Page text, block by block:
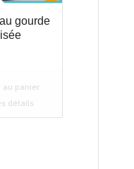
gourde
panier
détails